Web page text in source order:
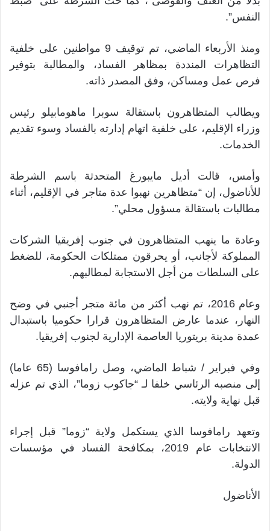
النفس”.
ومنذ الأربعاء الماضي، تم توقيف 9 مواطنين على خلفية
التظاهرات المنددة بمظاهر الفساد، والمطالبة بتوفير
فرص عمل ومساكن، وفق المصدر ذاته.
ويطالب المتظاهرون باستقالة سوبرا ماهومابيلو رئيس
وزراء الإقليم، على خلفية اتهام إدارته بالفساد وسوء تقديم
الخدمات.
وأمس، قالت أديل مايبورغ المتحدثة باسم الشرطة
للأناضول، إن “متظاهرين نهبوا عدة متاجر في الإقليم، أثناء
مطالبات باستقالة مسؤول محلي”.
وعادة ما ينهب المتظاهرون في جنوب إفريقيا الشركات
المملوكة لأجانب، أو يحرقون ممتلكات الحكومة، للضغط
على السلطات من أجل الاستجابة لمطالبهم.
وعام 2016، تم نهب أكثر من مائة متجر أجنبي في وضح
النهار، عندما عارض المتظاهرون قرارا حكوميا باستبدال
عمدة مدينة بريتوريا العاصمة الإدارية لجنوب إفريقيا.
وفي فبراير / شباط الماضي، وصل رامافوسا (65 عاما)
إلى منصبه الرئاسي خلفا لـ “جاكوب زوما”، الذي تم عزله
قبل نهاية ولايته.
وتعهد رامافوسا الذي يستكمل ولاية “زوما” قبل إجراء
الانتخابات عام 2019، بمكافحة الفساد في مؤسسات
الدولة.
الأناضول